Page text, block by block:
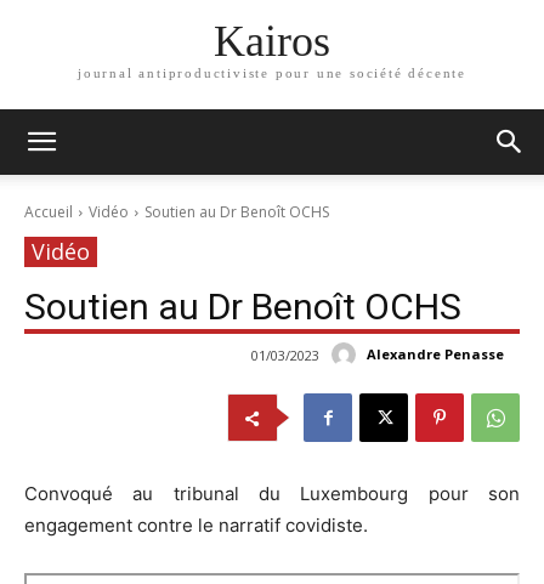
Kairos
journal antiproductiviste pour une société décente
Accueil Vidéo Soutien au Dr Benoît OCHS
Vidéo
Soutien au Dr Benoît OCHS
Alexandre Penasse
01/03/2023
Convoqué au tribunal du Luxembourg pour son
engagement contre le narratif covidiste.